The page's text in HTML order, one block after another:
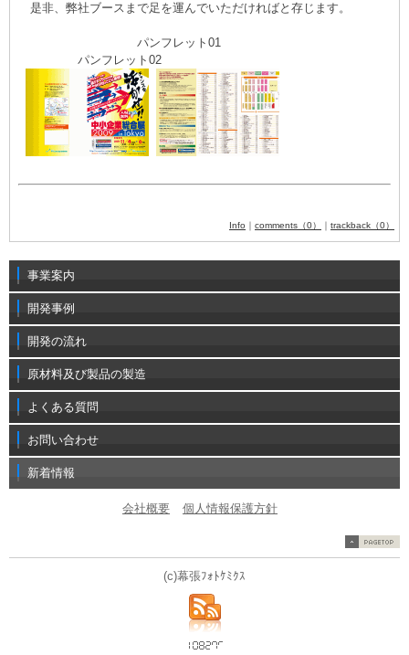
是非、弊社ブースまで足を運んでいただければと存じます。
パンフレット01
パンフレット02
Info ｜ comments（0） ｜ trackback（0）
事業案内
開発事例
開発の流れ
原材料及び製品の製造
よくある質問
お問い合わせ
新着情報
会社概要 個人情報保護方針
(c)幕張ﾌｫﾄｹﾐｸｽ